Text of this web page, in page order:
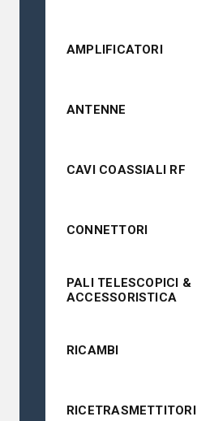
AMPLIFICATORI
ANTENNE
CAVI COASSIALI RF
CONNETTORI
PALI TELESCOPICI &
ACCESSORISTICA
RICAMBI
RICETRASMETTITORI